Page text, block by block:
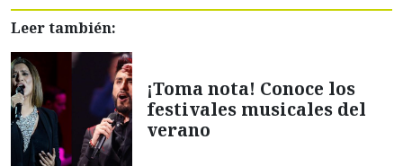
Leer también:
¡Toma nota! Conoce los
festivales musicales del
verano